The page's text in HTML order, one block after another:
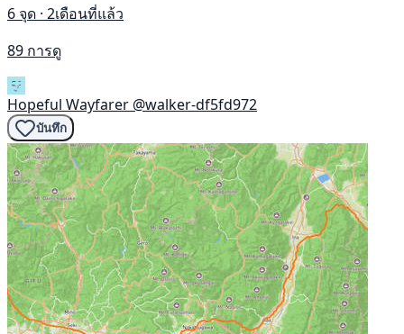
6 จุด · 2เดือนที่แล้ว
89 การดู
Hopeful Wayfarer @walker-df5fd972
บันทึก